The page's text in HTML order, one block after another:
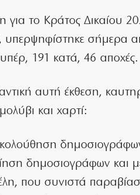
για το Κράτος Δικαίου
υπερψηφίστηκε σήμερα
191 κατά, 46 αποχές.
αυτή έκθεση,
και χαρτί:
δημοσιογράφων και
που συνιστά